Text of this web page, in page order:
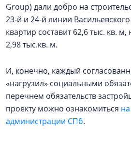
Group) дали добро на
23-й и 24-й линии
квартир составит 62,6 тыс. кв.
2,98 тыс.кв. м.
И, конечно, каждый
«нагрузил» социальными
перечнем обязательств
проекту можно ознакомиться
администрации СПб.